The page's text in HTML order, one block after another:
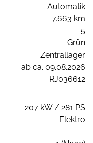
Automatik
7.663 km
5
Grün
Zentrallager
ab ca. 09.08.2026
RJ036612
207 kW / 281 PS
Elektro